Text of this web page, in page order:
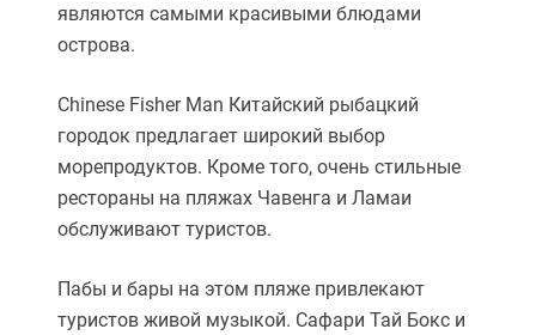
являются самыми красивыми блюдами
острова.
Chinese Fisher Man Китайский рыбацкий
городок предлагает широкий выбор
морепродуктов. Кроме того, очень стильные
рестораны на пляжах Чавенга и Ламаи
обслуживают туристов.
Пабы и бары на этом пляже привлекают
туристов живой музыкой. Сафари Тай Бокс и